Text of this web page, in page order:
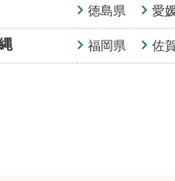
徳島県 愛
福岡県 佐